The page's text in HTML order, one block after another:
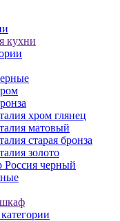
кухни
хром глянец
матовый
старая бронза
золото
Россия черный